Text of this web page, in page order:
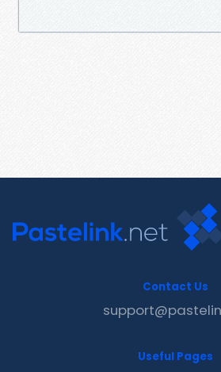
Contact Us
Useful Pages